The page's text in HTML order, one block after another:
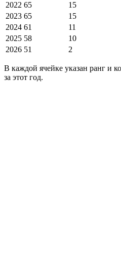
2022 65 15
2023 65 15
2024 61 11
2025 58 10
2026 51 2
В каждой ячейке указан ранг и
за этот год.